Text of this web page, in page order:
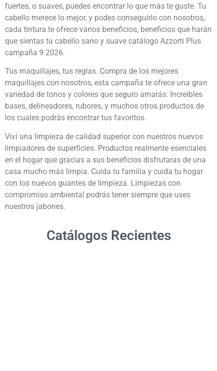
fuertes, o suaves, puedes encontrar lo que más te guste. Tu
cabello merece lo mejor, y podes conseguirlo con nosotros,
cada tintura te ofrece varios beneficios, beneficios que harán
que sientas tu cabello sano y suave catálogo Azzorti Plus
campaña 9 2026.
Tus maquillajes, tus reglas. Compra de los mejores
maquillajes con nosotros, esta campaña te ofrece una gran
variedad de tonos y colores que seguro amarás. Increíbles
bases, delineadores, rubores, y muchos otros productos de
los cuales podrás encontrar tus favoritos.
Viví una limpieza de calidad superior con nuestros nuevos
limpiadores de superficies. Productos realmente esenciales
en el hogar que gracias a sus beneficios disfrutaras de una
casa mucho más limpia. Cuida tu familia y cuida tu hogar
con los nuevos guantes de limpieza. Limpiezas con
compromiso ambiental podrás tener siempre que uses
nuestros jabones.
Catálogos Recientes